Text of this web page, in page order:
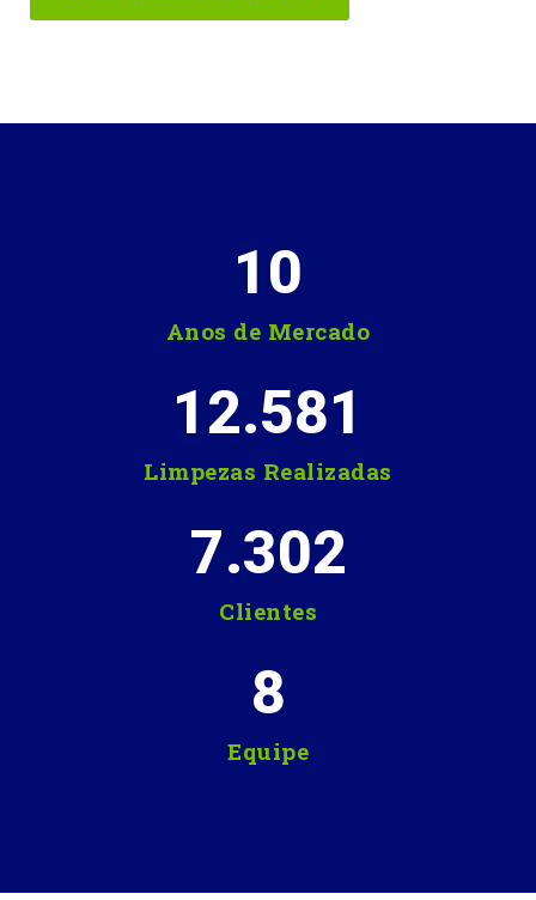
Anos de Mercado
10
Limpezas Realizadas
12.581
Clientes
7.302
Equipe
8